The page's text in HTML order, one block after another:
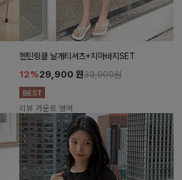
헨틴링클 날개티셔츠+치마바지SET
12%29,900 원33,900원
리뷰 카운트 영역